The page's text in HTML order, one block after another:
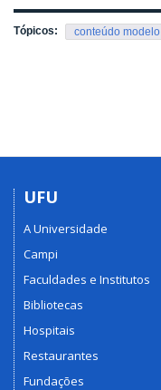
Tópicos: conteúdo modelo
UFU
A Universidade
Campi
Faculdades e Institutos
Bibliotecas
Hospitais
Restaurantes
Fundações